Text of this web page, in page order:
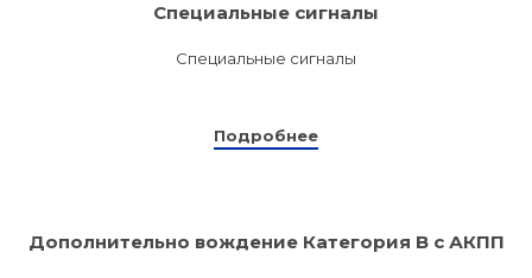
Специальные сигналы
Специальные сигналы
Подробнее
Дополнительно вождение Категория B с АКПП